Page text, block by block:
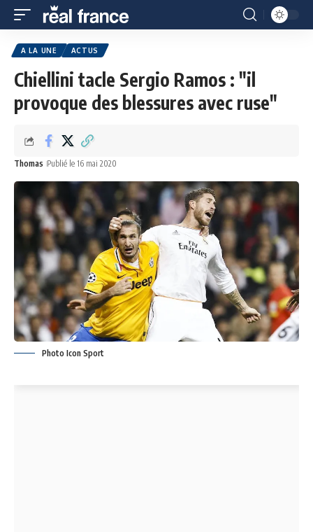
A LA UNE ACTUS
Chiellini tacle Sergio Ramos : "il
provoque des blessures avec ruse"
Thomas Publié le 16 mai 2020
Photo Icon Sport